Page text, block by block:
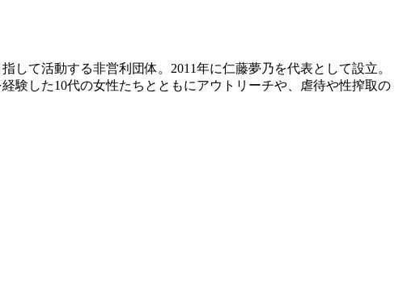
して活動する非営利団体。2011年に仁藤夢乃を代表として設立。
験した10代の女性たちとともにアウトリーチや、虐待や性搾取の